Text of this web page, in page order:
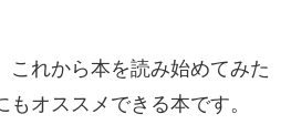
これから本を読み始めてみた
オススメできる本です。